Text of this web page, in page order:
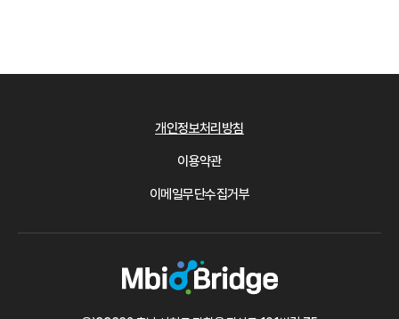
개인정보처리방침
이용약관
이메일무단수집거부